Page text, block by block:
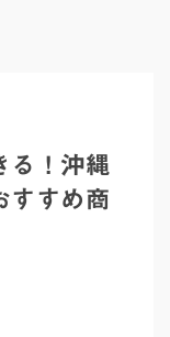
る！沖縄
すすめ商